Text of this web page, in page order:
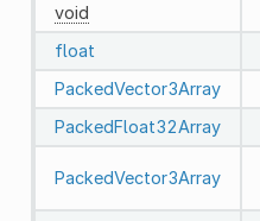
void
float
PackedVector3Array
PackedFloat32Array
PackedVector3Array